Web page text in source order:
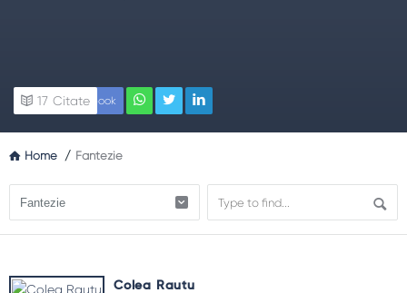
Facebook
17 Citate
Home / Fantezie
Colea Rautu